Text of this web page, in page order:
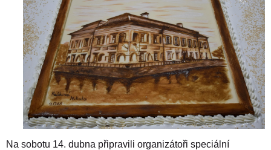
Na sobotu 14. dubna připravili organizátoři speciální